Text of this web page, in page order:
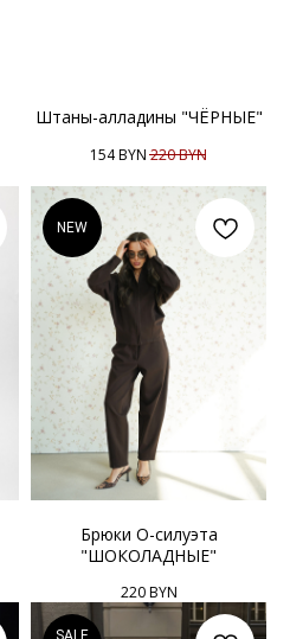
Штаны-алладины "ЧЁРНЫЕ"
154BYN 220BYN
NEW
Брюки О-силуэта
"ШОКОЛАДНЫЕ"
220 BYN